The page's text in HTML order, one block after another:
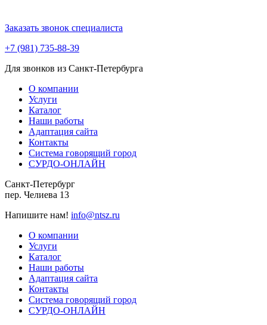
Заказать звонок специалиста
+7 (981) 735-88-39
Для звонков из Санкт-Петербурга
О компании
Услуги
Каталог
Наши работы
Адаптация сайта
Контакты
Система говорящий город
СУРДО-ОНЛАЙН
Санкт-Петербург
пер. Челиева 13
Напишите нам! info@ntsz.ru
О компании
Услуги
Каталог
Наши работы
Адаптация сайта
Контакты
Система говорящий город
СУРДО-ОНЛАЙН